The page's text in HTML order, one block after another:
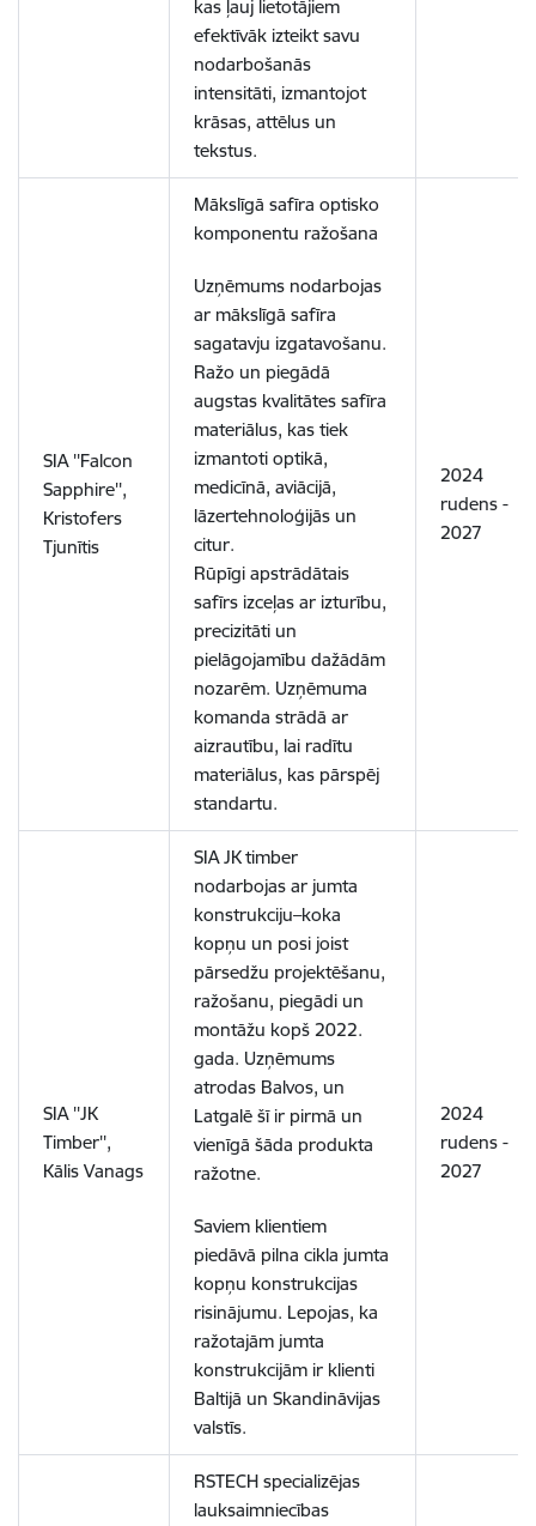
kas ļauj lietotājiem
efektīvāk izteikt savu
nodarbošanās
intensitāti, izmantojot
krāsas, attēlus un
tekstus.
SIA ''Falcon
Sapphire'',
Kristofers
Tjunītis
Mākslīgā safīra optisko
komponentu ražošana
Uzņēmums nodarbojas
ar mākslīgā safīra
sagatavju izgatavošanu.
Ražo un piegādā
augstas kvalitātes safīra
materiālus, kas tiek
izmantoti optikā,
medicīnā, aviācijā,
lāzertehnoloģijās un
citur.
Rūpīgi apstrādātais
safīrs izceļas ar izturību,
precizitāti un
pielāgojamību dažādām
nozarēm. Uzņēmuma
komanda strādā ar
aizrautību, lai radītu
materiālus, kas pārspēj
standartu.
2024
rudens -
2027
SIA ''JK
Timber'',
Kālis Vanags
SIA JK timber
nodarbojas ar jumta
konstrukciju–koka
kopņu un posi joist
pārsedžu projektēšanu,
ražošanu, piegādi un
montāžu kopš 2022.
gada. Uzņēmums
atrodas Balvos, un
Latgalē šī ir pirmā un
vienīgā šāda produkta
ražotne.
Saviem klientiem
piedāvā pilna cikla jumta
kopņu konstrukcijas
risinājumu. Lepojas, ka
ražotajām jumta
konstrukcijām ir klienti
Baltijā un Skandināvijas
valstīs.
2024
rudens -
2027
RSTECH specializējas
lauksaimniecības